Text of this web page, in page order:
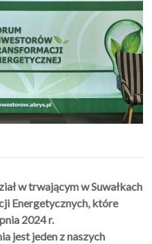
w trwającym w Suwałkach
Energetycznych, które
2024 r.
jest jeden z naszych